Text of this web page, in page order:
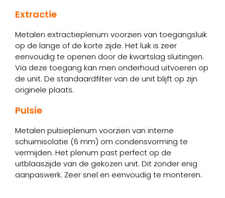
Extractie
Metalen extractieplenum voorzien van toegangsluik
op de lange of de korte zijde. Het luik is zeer
eenvoudig te openen door de kwartslag sluitingen.
Via deze toegang kan men onderhoud uitvoeren op
de unit. De standaardfilter van de unit blijft op zijn
originele plaats.
Pulsie
Metalen pulsieplenum voorzien van interne
schuimisolatie (6 mm) om condensvorming te
vermijden. Het plenum past perfect op de
uitblaaszijde van de gekozen unit. Dit zonder enig
aanpaswerk. Zeer snel en eenvoudig te monteren.